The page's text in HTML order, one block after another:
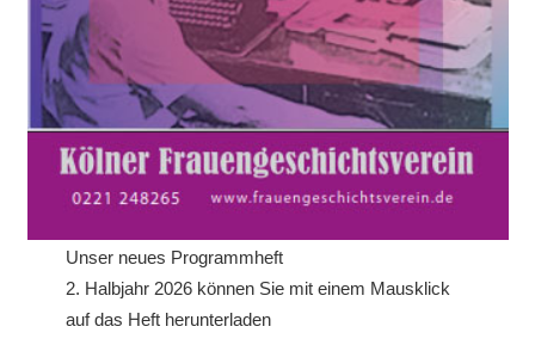
Unser neues Programmheft
2. Halbjahr 2026 können Sie mit einem Mausklick
auf das Heft herunterladen